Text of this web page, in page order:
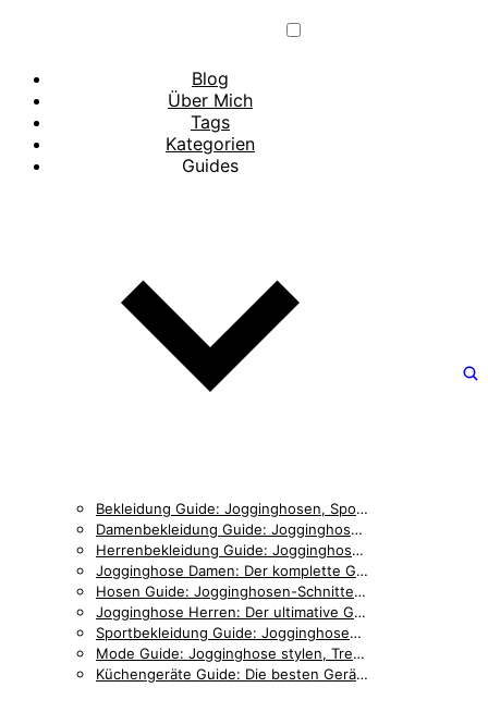
Blog
Über Mich
Tags
Kategorien
Guides
Bekleidung Guide: Jogginghosen, Sportmode & Accessoires im Vergleich
Damenbekleidung Guide: Jogginghosen, Outfits & Styling für Frauen
Herrenbekleidung Guide: Jogginghosen, Accessoires & Styling für Männer
Jogginghose Damen: Der komplette Guide für stilbewusste Frauen
Hosen Guide: Jogginghosen-Schnitte, Details & Passformen im Vergleich
Jogginghose Herren: Der ultimative Guide für Männer
Sportbekleidung Guide: Jogginghosen, Trainingskleidung & Zubehör
Mode Guide: Jogginghose stylen, Trends & Outfit-Inspiration
Küchengeräte Guide: Die besten Geräte für entspanntes Kochen